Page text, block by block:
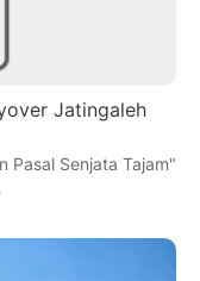
Jatingaleh
Pasal Senjata Tajam"